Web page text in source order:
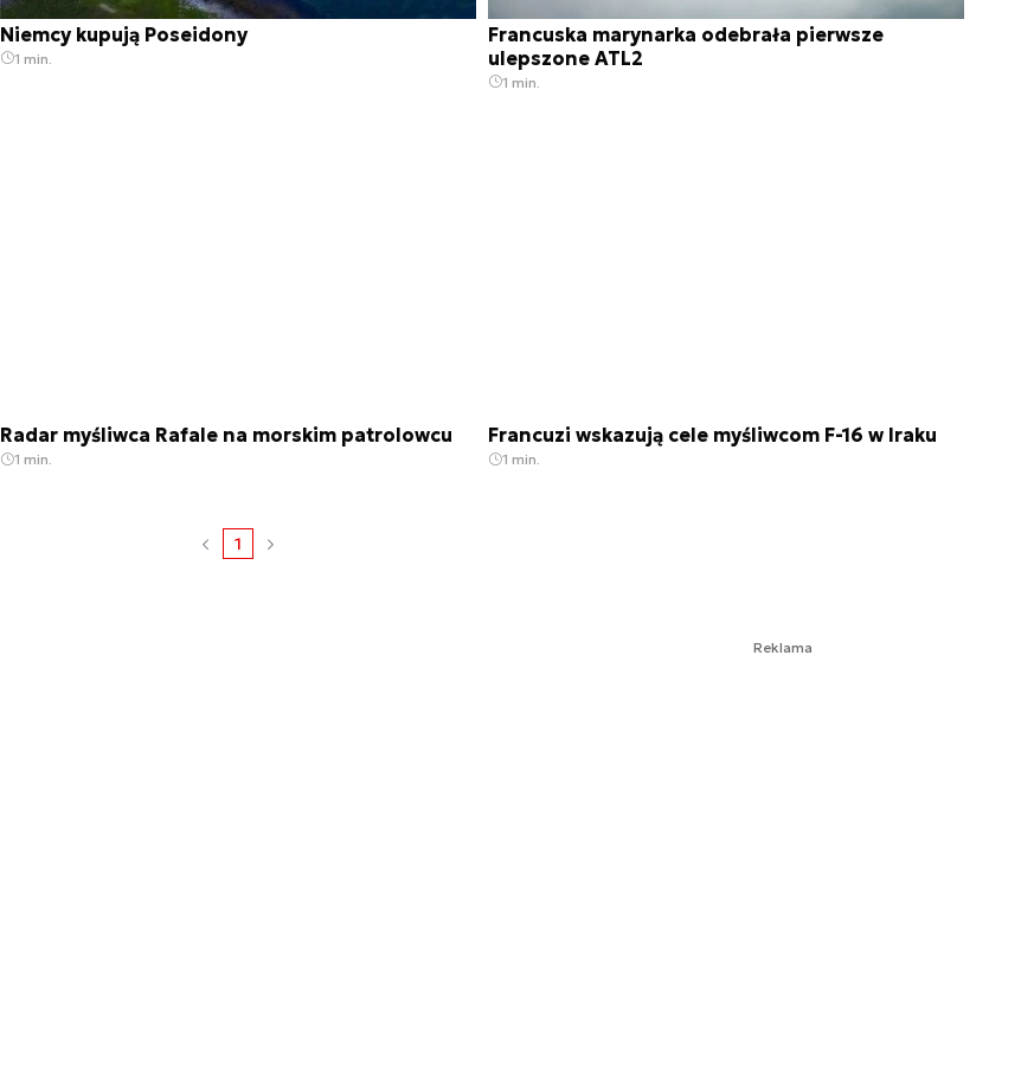
Niemcy kupują Poseidony
1 min.
Francuska marynarka odebrała pierwsze
ulepszone ATL2
1 min.
Radar myśliwca Rafale na morskim patrolowcu
1 min.
Francuzi wskazują cele myśliwcom F-16 w Iraku
1 min.
1
Reklama